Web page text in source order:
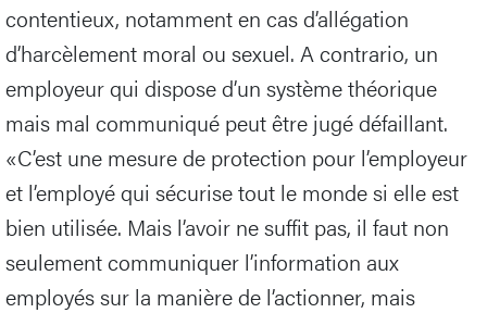
contentieux, notamment en cas d’allégation
d’harcèlement moral ou sexuel. A contrario, un
employeur qui dispose d’un système théorique
mais mal communiqué peut être jugé défaillant.
«C’est une mesure de protection pour l’employeur
et l’employé qui sécurise tout le monde si elle est
bien utilisée. Mais l’avoir ne suffit pas, il faut non
seulement communiquer l’information aux
employés sur la manière de l’actionner, mais